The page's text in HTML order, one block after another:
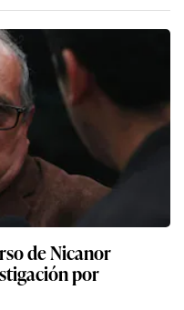
de Nicanor
por